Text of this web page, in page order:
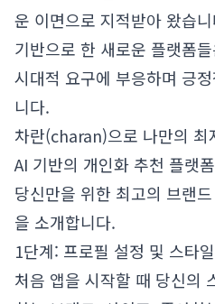
운 이면으로 지적받아 왔습
기반으로 한 새로운 플랫폼
시대적 요구에 부응하며 긍
니다.
차란(charan)으로 나만의 최
AI 기반의 개인화 추천 플랫
당신만을 위한 최고의 브랜
을 소개합니다.
1단계: 프로필 설정 및 스타
처음 앱을 시작할 때 당신의